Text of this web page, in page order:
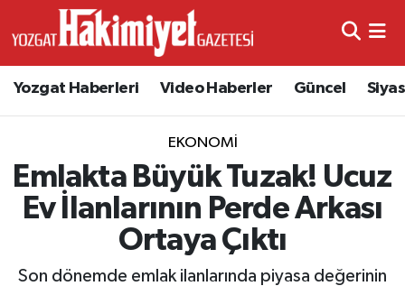
Yozgat Haberleri Video Haberler Güncel
EKONOMI
Emlakta Büyük Tuzak! Ucuz
Ev İlanlarının Perde Arkası
Ortaya Çıktı
Son dönemde emlak ilanlarında piyasa değerinin